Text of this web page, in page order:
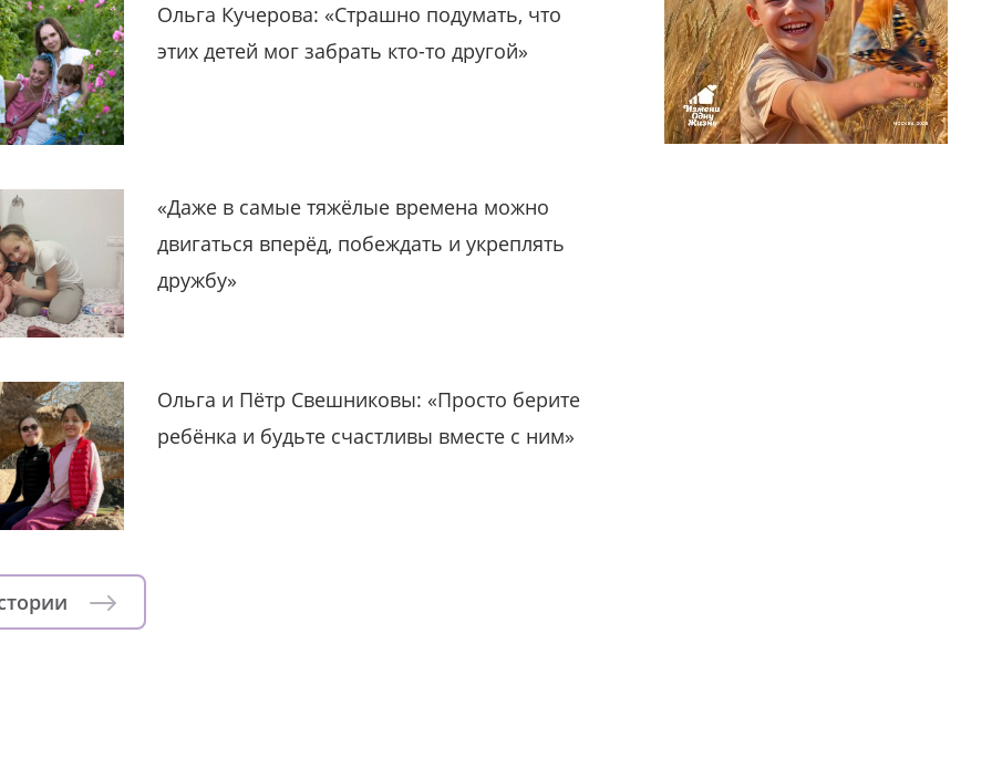
Ольга Кучерова: «Страшно подумать, что
этих детей мог забрать кто-то другой»
«Даже в самые тяжёлые времена можно
двигаться вперёд, побеждать и укреплять
дружбу»
Ольга и Пётр Свешниковы: «Просто берите
ребёнка и будьте счастливы вместе с ним»